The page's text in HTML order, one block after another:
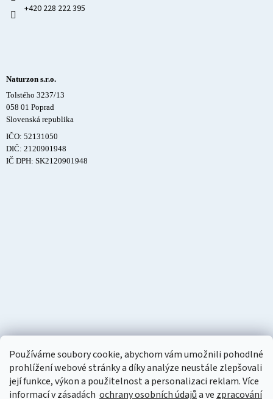
Používáme soubory cookie, abychom vám umožnili pohodlné
prohlížení webové stránky a díky analýze neustále zlepšovali
její funkce, výkon a použitelnost a personalizaci reklam. Více
informací v zásadách ochrany osobních údajůa ve zpracování
+420 228 222 395
Naturzon s.r.o.
Tolstého 3237/13
058 01 Poprad
Slovenská republika
IČO: 52131050
DIČ: 2120901948
IČ DPH: SK2120901948